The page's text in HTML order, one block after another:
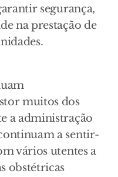
segurança,
na prestação de
muitos dos
a administração
a sentir-
vários utentes a
obstétricas